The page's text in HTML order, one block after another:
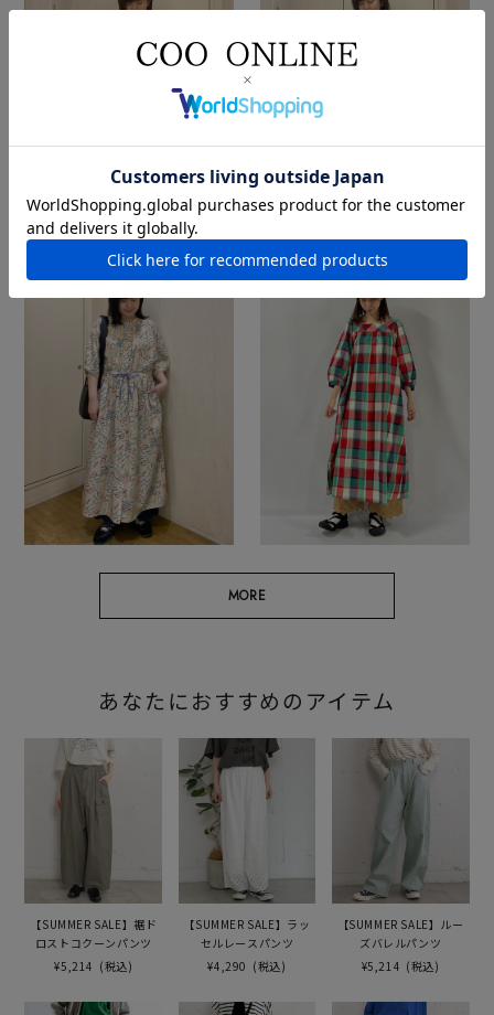
MORE
あなたにおすすめのアイテム
【SUMMER SALE】裾ド
ロストコクーンパンツ
¥5,214 (税込)
【SUMMER SALE】ラッ
セルレースパンツ
¥4,290 (税込)
【SUMMER SALE】ルー
ズバレルパンツ
¥5,214 (税込)